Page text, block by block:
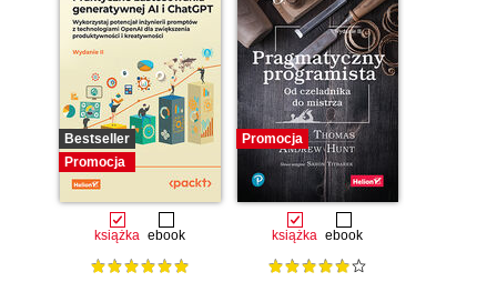
Bestseller
Promocja
książka ebook
Promocja
książka ebook